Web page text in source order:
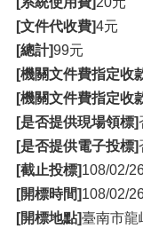
[文件代收費]4元
[總計]99元
[機關文件費指定收
[機關文件費指定收
[是否提供現場領標]
[是否提供電子投標]
[截止投標]108/02/
[開標時間]108/02/
[開標地點]臺南市龍